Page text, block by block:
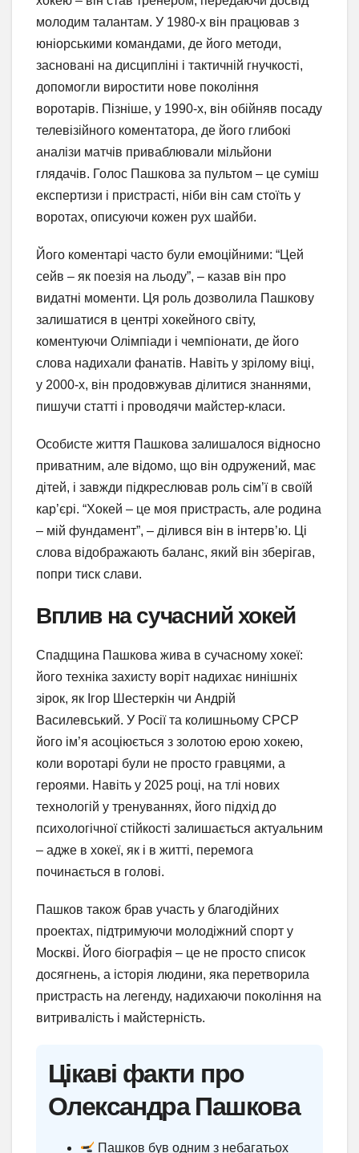
молодим талантам. У 1980-х він працював з
юніорськими командами, де його методи,
засновані на дисципліні і тактичній гнучкості,
допомогли виростити нове покоління
воротарів. Пізніше, у 1990-х, він обійняв посаду
телевізійного коментатора, де його глибокі
аналізи матчів приваблювали мільйони
глядачів. Голос Пашкова за пультом – це суміш
експертизи і пристрасті, ніби він сам стоїть у
воротах, описуючи кожен рух шайби.
Його коментарі часто були емоційними: “Цей
сейв – як поезія на льоду”, – казав він про
видатні моменти. Ця роль дозволила Пашкову
залишатися в центрі хокейного світу,
коментуючи Олімпіади і чемпіонати, де його
слова надихали фанатів. Навіть у зрілому віці,
у 2000-х, він продовжував ділитися знаннями,
пишучи статті і проводячи майстер-класи.
Особисте життя Пашкова залишалося відносно
приватним, але відомо, що він одружений, має
дітей, і завжди підкреслював роль сім’ї в своїй
кар’єрі. “Хокей – це моя пристрасть, але родина
– мій фундамент”, – ділився він в інтерв’ю. Ці
слова відображають баланс, який він зберігав,
попри тиск слави.
Вплив на сучасний хокей
Спадщина Пашкова жива в сучасному хокеї:
його техніка захисту воріт надихає нинішніх
зірок, як Ігор Шестеркін чи Андрій
Василевський. У Росії та колишньому СРСР
його ім’я асоціюється з золотою ерою хокею,
коли воротарі були не просто гравцями, а
героями. Навіть у 2025 році, на тлі нових
технологій у тренуваннях, його підхід до
психологічної стійкості залишається актуальним
– адже в хокеї, як і в житті, перемога
починається в голові.
Пашков також брав участь у благодійних
проектах, підтримуючи молодіжний спорт у
Москві. Його біографія – це не просто список
досягнень, а історія людини, яка перетворила
пристрасть на легенду, надихаючи покоління на
витривалість і майстерність.
Цікаві факти про
Олександра Пашкова
Пашков був одним з небагатьох